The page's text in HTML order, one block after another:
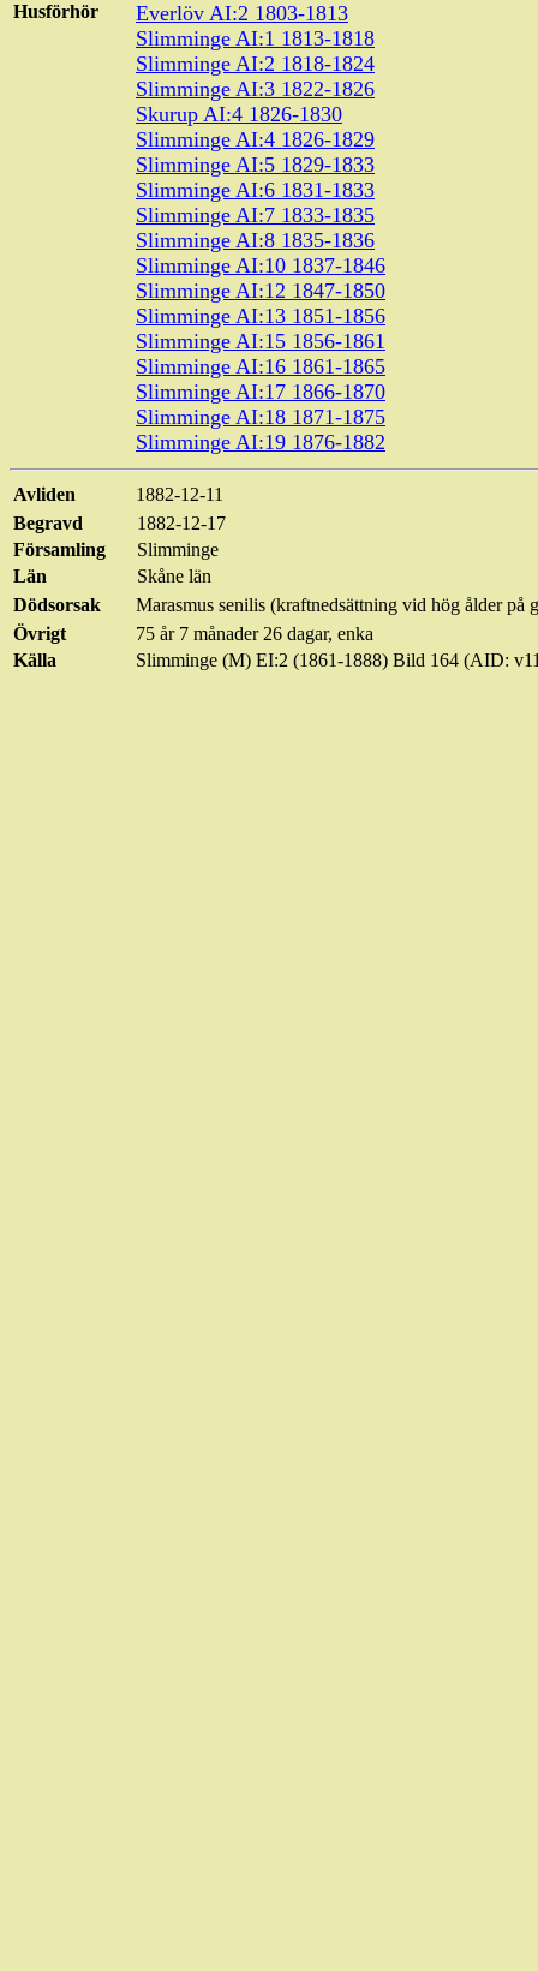
Husförhör Everlöv AI:2 1803-1813
Slimminge AI:1 1813-1818
Slimminge AI:2 1818-1824
Slimminge AI:3 1822-1826
Skurup AI:4 1826-1830
Slimminge AI:4 1826-1829
Slimminge AI:5 1829-1833
Slimminge AI:6 1831-1833
Slimminge AI:7 1833-1835
Slimminge AI:8 1835-1836
Slimminge AI:10 1837-1846
Slimminge AI:12 1847-1850
Slimminge AI:13 1851-1856
Slimminge AI:15 1856-1861
Slimminge AI:16 1861-1865
Slimminge AI:17 1866-1870
Slimminge AI:18 1871-1875
Slimminge AI:19 1876-1882
Avliden
1882-12-11
Begravd
1882-12-17
Församling
Slimminge
Län
Skåne län
Dödsorsak
Marasmus senilis (kraftnedsättning vid hög ålder på
Övrigt
75 år 7 månader 26 dagar, enka
Källa
Slimminge (M) EI:2 (1861-1888) Bild 164 (AID: